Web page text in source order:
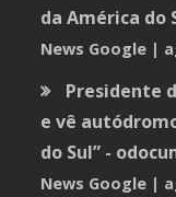
da América do
News Google
Presidente
e vê
do Sul” -
News Google